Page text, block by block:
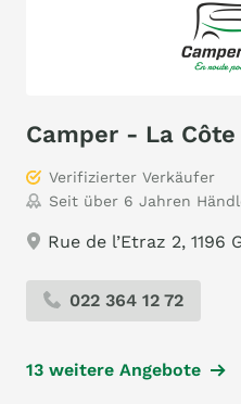
Camper - La Côte
Verifizierter Verkäufer
Seit über 6 Jahren
Rue de l’Etraz 2, 1196
022 364 12 72
13 weitere Angebote